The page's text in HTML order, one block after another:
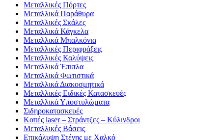
Μεταλλικές Πόρτες
Μεταλλικά Παράθυρα
Μεταλλικές Σκάλες
Μεταλλικά Κάγκελα
Μεταλλικά Μπαλκόνια
Μεταλλικές Περιφράξεις
Μεταλλικές Καλύψεις
Μεταλλικά Έπιπλα
Μεταλλικά Φωτιστικά
Μεταλλικά Διακοσμητικά
Μεταλλικές Ειδικές Κατασκευές
Μεταλλικά Υποστυλώματα
Σιδηροκατασκευές
Κοπές laser – Στράντζες – Κύλινδροι
Μεταλλικές Βάσεις
Επικάλυψη Στέγης με Χαλκό